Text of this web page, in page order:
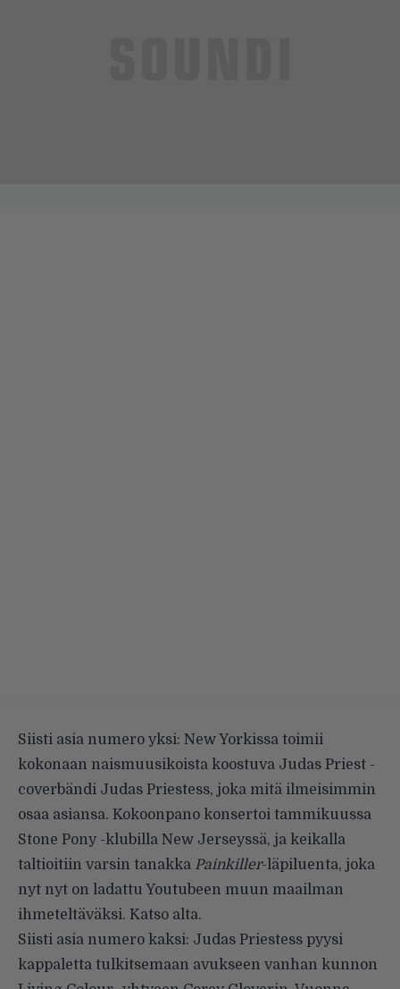
Siisti asia numero yksi: New Yorkissa toimii
kokonaan naismuusikoista koostuva Judas Priest -
coverbändi Judas Priestess, joka mitä ilmeisimmin
osaa asiansa. Kokoonpano konsertoi tammikuussa
Stone Pony -klubilla New Jerseyssä, ja keikalla
taltioitiin varsin tanakka Painkiller-läpiluenta, joka
nyt nyt on ladattu Youtubeen muun maailman
ihmeteltäväksi. Katso alta.
Siisti asia numero kaksi: Judas Priestess pyysi
kappaletta tulkitsemaan avukseen vanhan kunnon